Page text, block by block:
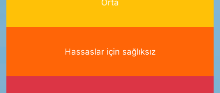
Orta
Hassaslar için sağlıksız